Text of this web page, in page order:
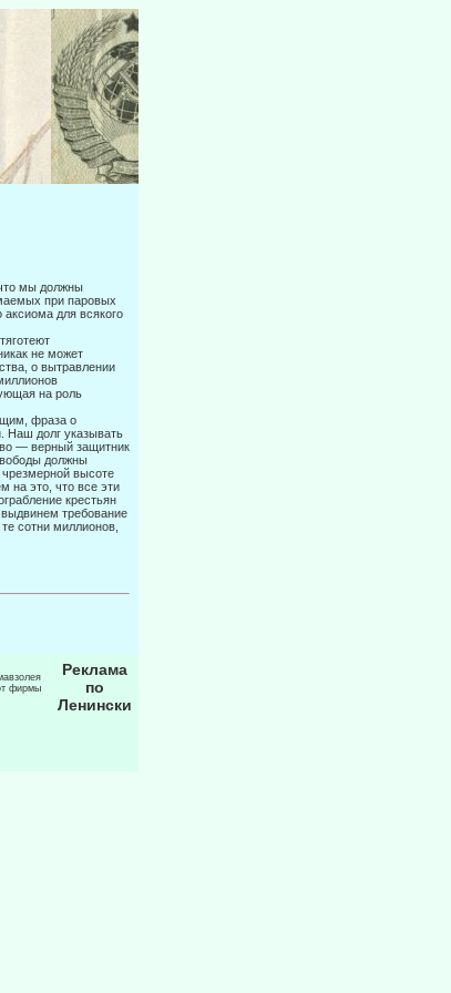
мы должны
при паровых
для всякого
не может
о вытрав­лении
на роль
фраза о
Наш долг указывать
— вер­ный защитник
должны
чрезмерной высоте
на это, что все эти
крестьян
тре­бование
сотни миллионов,
фирмы
Реклама
по
Ленински